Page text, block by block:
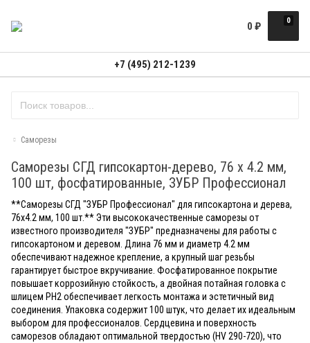
0
0 ₽
+7 (495) 212-1239
Саморезы
Саморезы СГД гипсокартон-дерево, 76 х 4.2 мм,
100 шт, фосфатированные, ЗУБР Профессионал
**Саморезы СГД "ЗУБР Профессионал" для гипсокартона и дерева,
76x4.2 мм, 100 шт.** Эти высококачественные саморезы от
известного производителя "ЗУБР" предназначены для работы с
гипсокартоном и деревом. Длина 76 мм и диаметр 4.2 мм
обеспечивают надежное крепление, а крупный шаг резьбы
гарантирует быстрое вкручивание. Фосфатированное покрытие
повышает коррозийную стойкость, а двойная потайная головка с
шлицем PH2 обеспечивает легкость монтажа и эстетичный вид
соединения. Упаковка содержит 100 штук, что делает их идеальным
выбором для профессионалов. Сердцевина и поверхность
саморезов обладают оптимальной твердостью (HV 290-720), что